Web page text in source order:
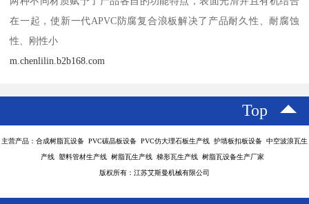
在一起，使新一代APVC防腐复合浪板解决了产品耐久性、耐腐蚀
性、刚性小
m.chenlilin.b2b168.com
Top
主营产品：合成树脂瓦设备 PVC碳晶板设备 PVC仿大理石板生产线 护墙板扣板设备 中空波浪瓦生
产线 塑料管材生产线 树脂瓦生产线 梯形瓦生产线 树脂瓦设备生产厂家
版权所有：江苏艾斯曼机械有限公司